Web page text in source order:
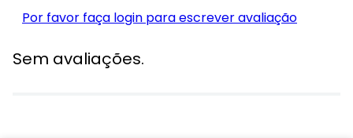
Por favor faça login para escrever avaliação
Sem avaliações.